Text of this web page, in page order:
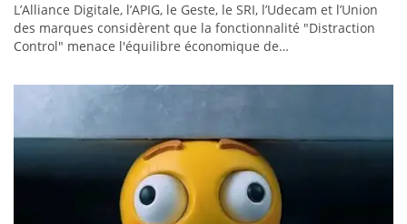
L’Alliance Digitale, l’APIG, le Geste, le SRI, l’Udecam et l’Union
des marques considèrent que la fonctionnalité "Distraction
Control" menace l'équilibre économique de…